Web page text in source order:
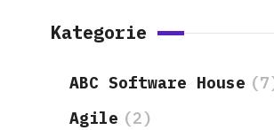
Kategorie
ABC Software House
Agile (2)